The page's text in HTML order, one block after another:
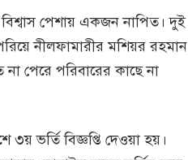
বিশ্বাস পেশায় একজন নাপিত। দুই
নীলফামারীর মশিয়র রহমান
না পেরে পরিবারের কাছে না
ভর্তি বিজ্ঞপ্তি দেওয়া হয়।